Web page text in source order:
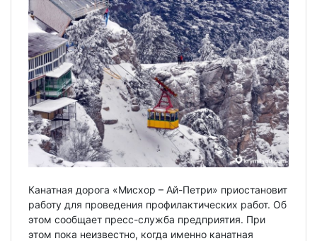
Канатная дорога «Мисхор – Ай-Петри» приостановит
работу для проведения профилактических работ. Об
этом сообщает пресс-служба предприятия. При
этом пока неизвестно, когда именно канатная